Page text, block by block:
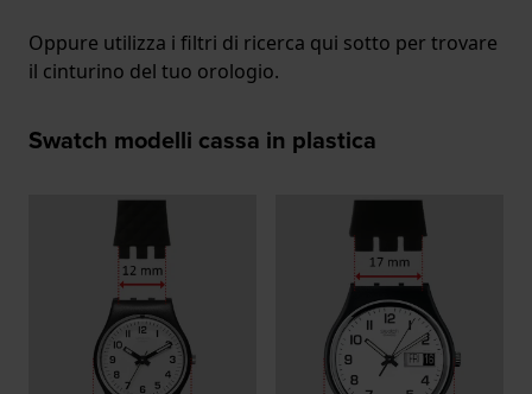
Oppure utilizza i filtri di ricerca qui sotto per trovare
il cinturino del tuo orologio.
Swatch modelli cassa in plastica